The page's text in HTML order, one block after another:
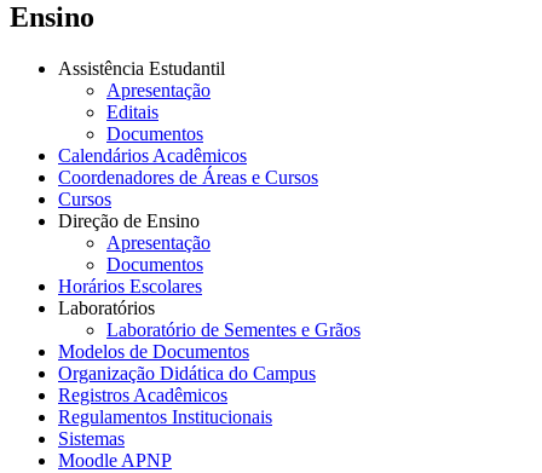
Ensino
Assistência Estudantil
Apresentação
Editais
Documentos
Calendários Acadêmicos
Coordenadores de Áreas e Cursos
Cursos
Direção de Ensino
Apresentação
Documentos
Horários Escolares
Laboratórios
Laboratório de Sementes e Grãos
Modelos de Documentos
Organização Didática do Campus
Registros Acadêmicos
Regulamentos Institucionais
Sistemas
Moodle APNP